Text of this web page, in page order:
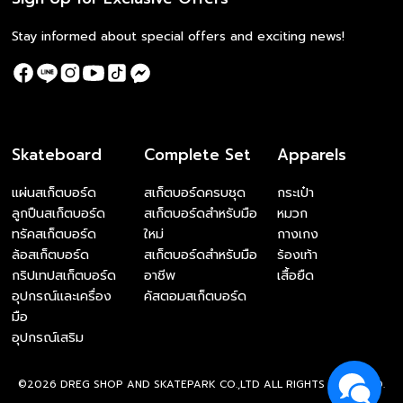
Stay informed about special offers and exciting news!
Skateboard
แผ่นสเก็ตบอร์ด
ลูกปืนสเก็ตบอร์ด
ทรัคสเก็ตบอร์ด
ล้อสเก็ตบอร์ด
กริปเทปสเก็ตบอร์ด
อุปกรณ์และเครื่อง
มือ
อุปกรณ์เสริม
Complete Set
สเก็ตบอร์ดครบชุด
สเก็ตบอร์ดสำหรับมือ
ใหม่
สเก็ตบอร์ดสำหรับมือ
อาชีพ
คัสตอมสเก็ตบอร์ด
Apparels
กระเป๋า
หมวก
กางเกง
ร้องเท้า
เสื้อยืด
©2026 DREG SHOP AND SKATEPARK CO.,LTD ALL RIGHTS RESERVED.